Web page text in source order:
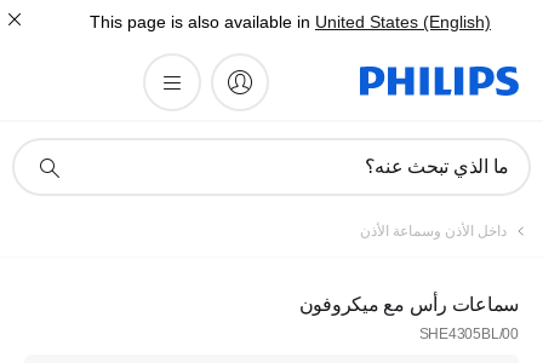
This page is also available in United States (English)
دعم
ما الذي تبحث عنه؟
داخل الأذن وسماعة الأذن
سماعات رأس مع ميكروفون
SHE4305BL/00